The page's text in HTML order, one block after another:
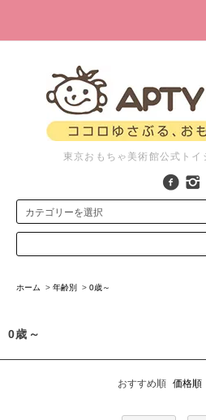
東京おもちゃ美術館公式ト
ホーム > 年齢別 > 0歳～
0歳～
おすすめ順 価格順